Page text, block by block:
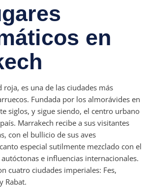
en
roja, es una de las ciudades más
Fundada por los almorávides en
siglos, y sigue siendo, el centro urbano
Marrakech recibe a sus visitantes
con el bullicio de sus aves
especial sutilmente mezclado con el
e influencias internacionales.
cuatro ciudades imperiales: Fes,
Rabat.